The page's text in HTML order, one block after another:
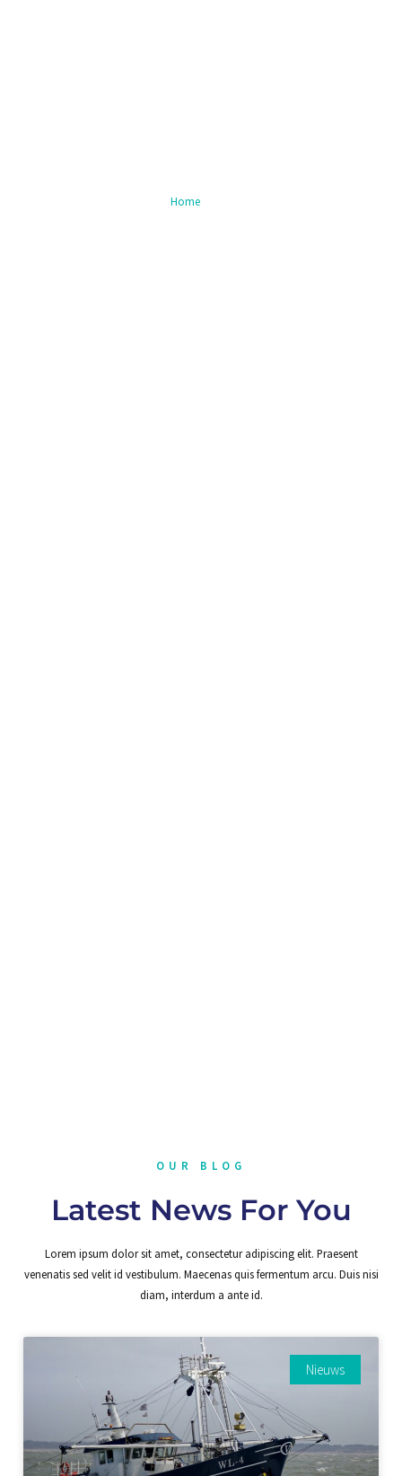
Home
OUR BLOG
Latest News For You
Lorem ipsum dolor sit amet, consectetur adipiscing elit. Praesent
venenatis sed velit id vestibulum. Maecenas quis fermentum arcu. Duis nisi
diam, interdum a ante id.
Nieuws